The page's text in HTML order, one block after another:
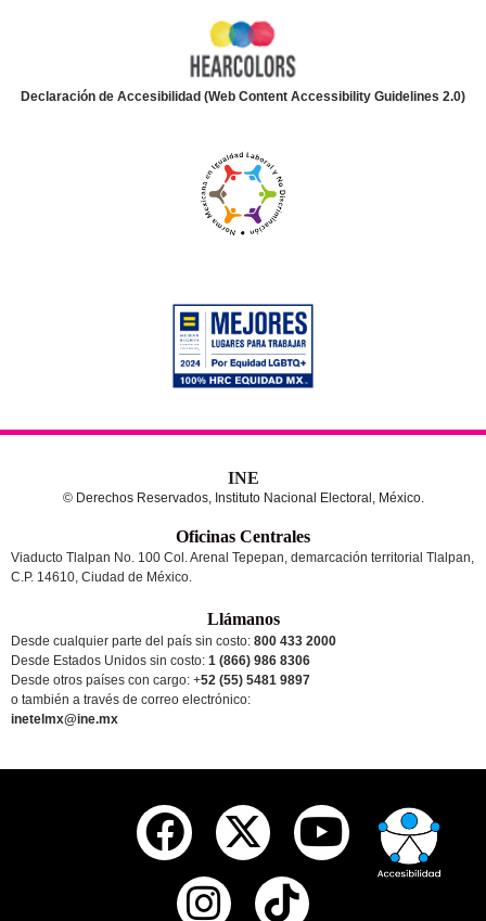
Declaración de Accesibilidad (Web Content Accessibility Guidelines 2.0)
INE
© Derechos Reservados, Instituto Nacional Electoral, México.
Oficinas Centrales
Viaducto Tlalpan No. 100 Col. Arenal Tepepan, demarcación territorial Tlalpan,
C.P. 14610, Ciudad de México.
Llámanos
Desde cualquier parte del país sin costo: 800 433 2000
Desde Estados Unidos sin costo: 1 (866) 986 8306
Desde otros países con cargo: +52 (55) 5481 9897
o también a través de correo electrónico:
inetelmx@ine.mx